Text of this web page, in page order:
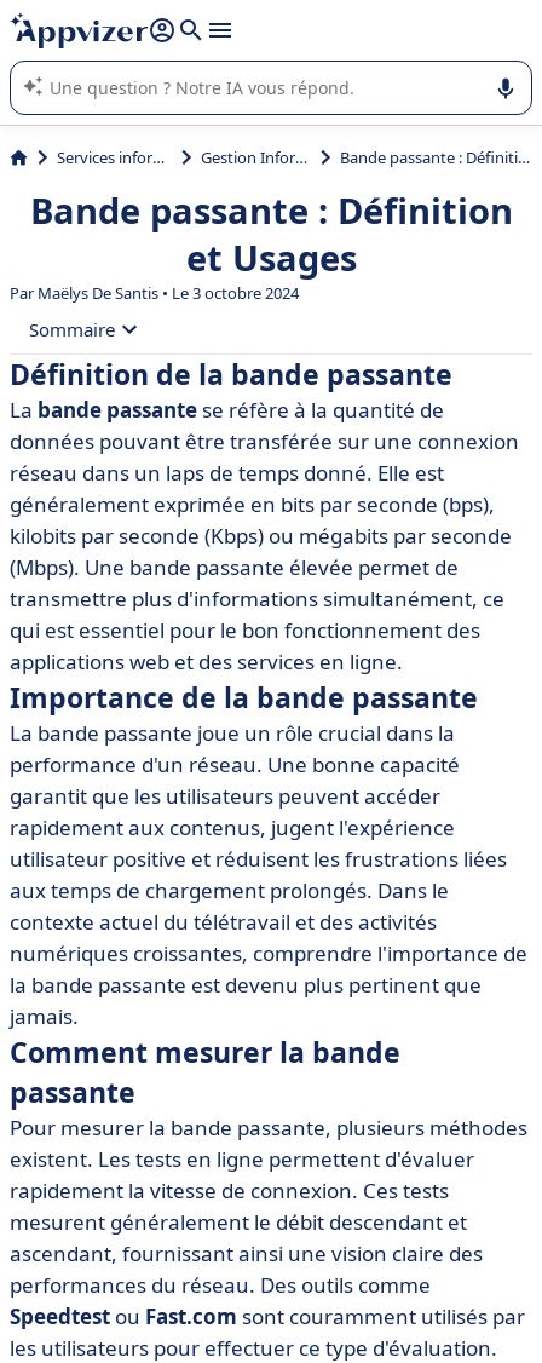
répondre (plusieurs lignes avec
L'IA de Appvizer vous guide dans l'utilisation ou la sélection de
logiciel SaaS en entreprise.
Services informatiques Gestion Informatique Bande passante : Définition et Usages
Bande passante : Définition
et Usages
ParMaëlys De Santis • Le 3 octobre 2024
Sommaire
• Définition de la bande passante
• Importance de la bande passante
• Comment mesurer la bande passante
• Facteurs influençant la bande passante
• Différents types de bande passante
• Impacts d'une bande passante insuffisante
• Utilisation de la bande passante dans le SaaS
• Outils et logiciels pour optimiser la bande passante
Définition de la bande passante
La bande passante se réfère à la quantité de
données pouvant être transférée sur une connexion
réseau dans un laps de temps donné. Elle est
généralement exprimée en bits par seconde (bps),
kilobits par seconde (Kbps) ou mégabits par seconde
(Mbps). Une bande passante élevée permet de
transmettre plus d'informations simultanément, ce
qui est essentiel pour le bon fonctionnement des
applications web et des services en ligne.
Importance de la bande passante
La bande passante joue un rôle crucial dans la
performance d'un réseau. Une bonne capacité
garantit que les utilisateurs peuvent accéder
rapidement aux contenus, jugent l'expérience
utilisateur positive et réduisent les frustrations liées
aux temps de chargement prolongés. Dans le
contexte actuel du télétravail et des activités
numériques croissantes, comprendre l'importance de
la bande passante est devenu plus pertinent que
jamais.
Comment mesurer la bande
passante
Pour mesurer la bande passante, plusieurs méthodes
existent. Les tests en ligne permettent d'évaluer
rapidement la vitesse de connexion. Ces tests
mesurent généralement le débit descendant et
ascendant, fournissant ainsi une vision claire des
performances du réseau. Des outils comme
Speedtest ou Fast.com sont couramment utilisés par
les utilisateurs pour effectuer ce type d'évaluation.